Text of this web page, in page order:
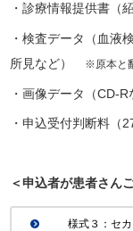
・診療情報提供書（
・検査データ（血液
所見など）
※原本と
・画像データ（CD-R
・申込受付判断料（
＜申込者が患者さん
様式３：セ